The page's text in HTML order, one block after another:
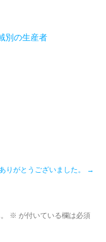
別の生産者
りがとうございました。 →
※ が付いている欄は必須